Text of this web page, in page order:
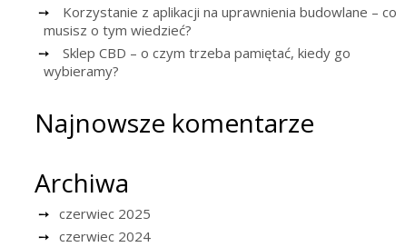
Korzystanie z aplikacji na uprawnienia budowlane – co
musisz o tym wiedzieć?
Sklep CBD – o czym trzeba pamiętać, kiedy go
wybieramy?
Najnowsze komentarze
Archiwa
czerwiec 2025
czerwiec 2024